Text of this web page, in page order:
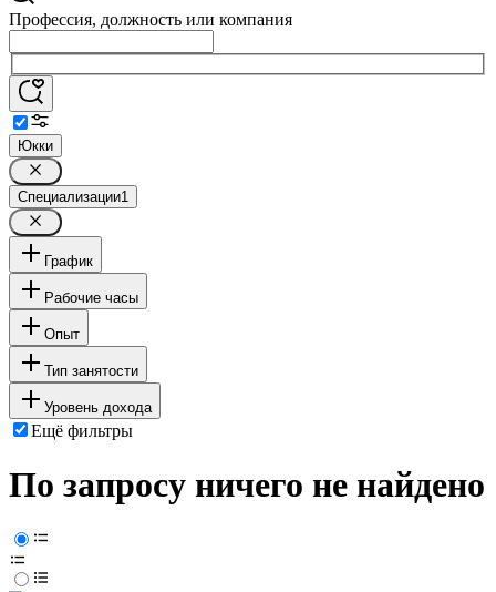
Профессия, должность или компания
Юкки
Специализации1
График
Рабочие часы
Опыт
Тип занятости
Уровень дохода
Ещё фильтры
По запросу ничего не найдено